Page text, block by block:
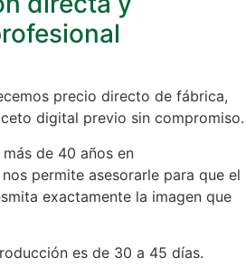
precio directo de fábrica,
digital previo sin compromiso.
de 40 años en
nos permite asesorarle para que el
exactamente la imagen que
es de 30 a 45 días.